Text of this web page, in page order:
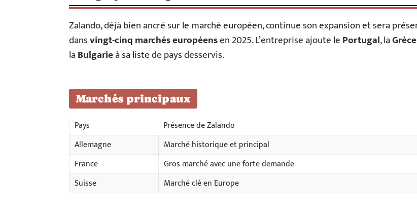
Zalando, déjà bien ancré sur le marché européen, continue son expansion et sera
dansvingt-cinq marchés européensen 2025. L’entreprise ajoute lePortugal, laGrèce
laBulgarieà sa liste de pays desservis.
Marchés principaux
Pays
Présence de Zalando
Allemagne
Marché historique et principal
France
Gros marché avec une forte demande
Suisse
Marché clé en Europe